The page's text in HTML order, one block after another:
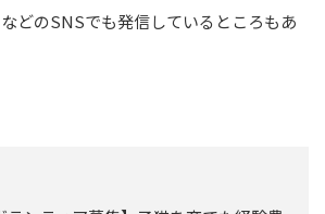
どのSNSでも発信しているところもあ